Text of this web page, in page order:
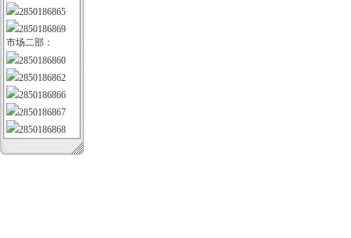
2850186865
2850186869
市场二部：
2850186860
2850186862
2850186866
2850186867
2850186868